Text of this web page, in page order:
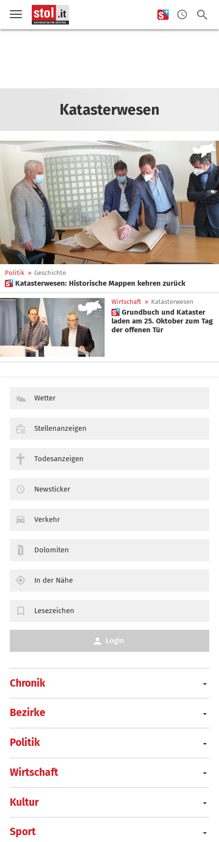
Katasterwesen
Politik » Geschichte
 Katasterwesen: Historische Mappen kehren zurück
Wirtschaft » Katasterwesen
 Grundbuch und Kataster
laden am 25. Oktober zum Tag
der offenen Tür
Chronik
Bezirke
Politik
Wirtschaft
Kultur
Sport
Wetter
Stellenanzeigen
Todesanzeigen
Newsticker
Verkehr
Dolomiten
In der Nähe
Lesezeichen
Login